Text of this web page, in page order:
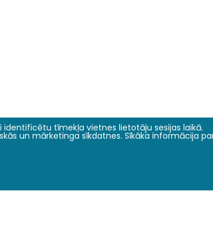
Vēsture
tīmekļa vietnes lietotāju sesijas laikā.
un mārketinga sīkdatnes. Sīkāka informācija